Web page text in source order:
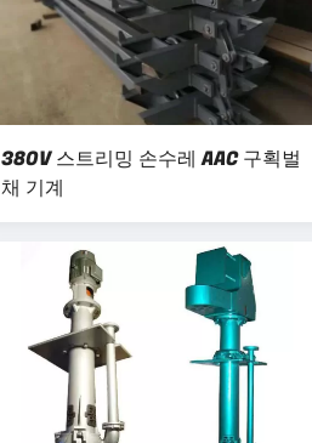
380V 스트리밍 손수레 AAC 구획벌
채 기계